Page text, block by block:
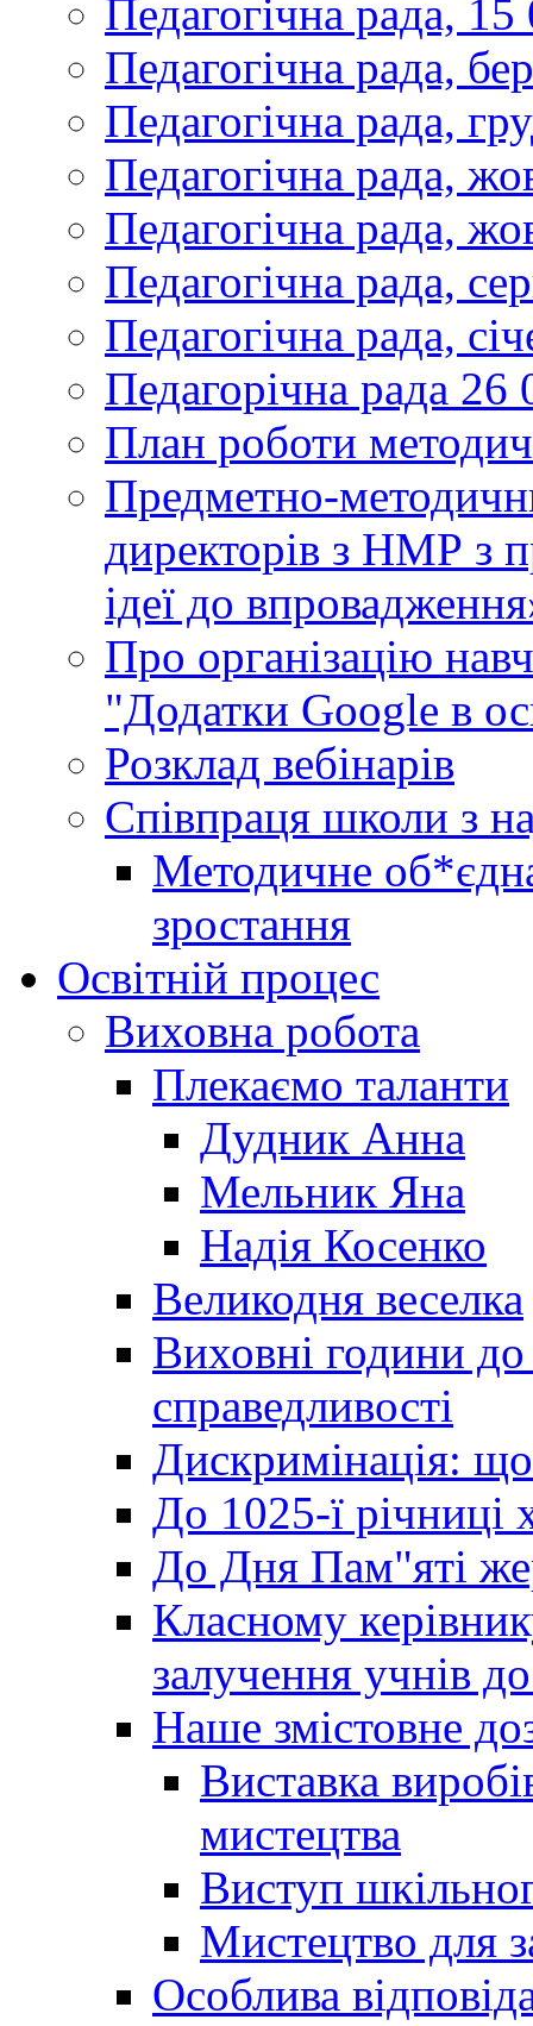
Педагогічна рада,
Педагогічна рада,
Педагогічна рада,
Педагогічна рада,
Педагогічна рада,
Педагогічна рада,
Педагогічна рада,
Педагорічна рада 26
План роботи
Предметно-
директорів з НМР з
ідеї до
Про організацію
"Додатки Google в
Розклад вебінарів
Співпраця школи з
Методичне
зростання
Освітній процес
Виховна робота
Плекаємо таланти
Дудник Анна
Мельник Яна
Надія Косенко
Великодня веселка
Виховні години до
справедливості
Дискримінація:
До 1025-ї річниці
До Дня Пам"яті
Класному
залучення учнів
Наше змістовне
Виставка
мистецтва
Виступ
Мистецтво для
Особлива